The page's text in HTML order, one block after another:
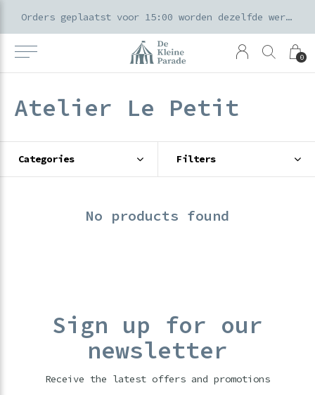
0
Orders geplaatst voor 15:00 worden dezelfde werkdag verzonden
Atelier Le Petit
Categories Filters
No products found
Sign up for our
newsletter
Receive the latest offers and promotions